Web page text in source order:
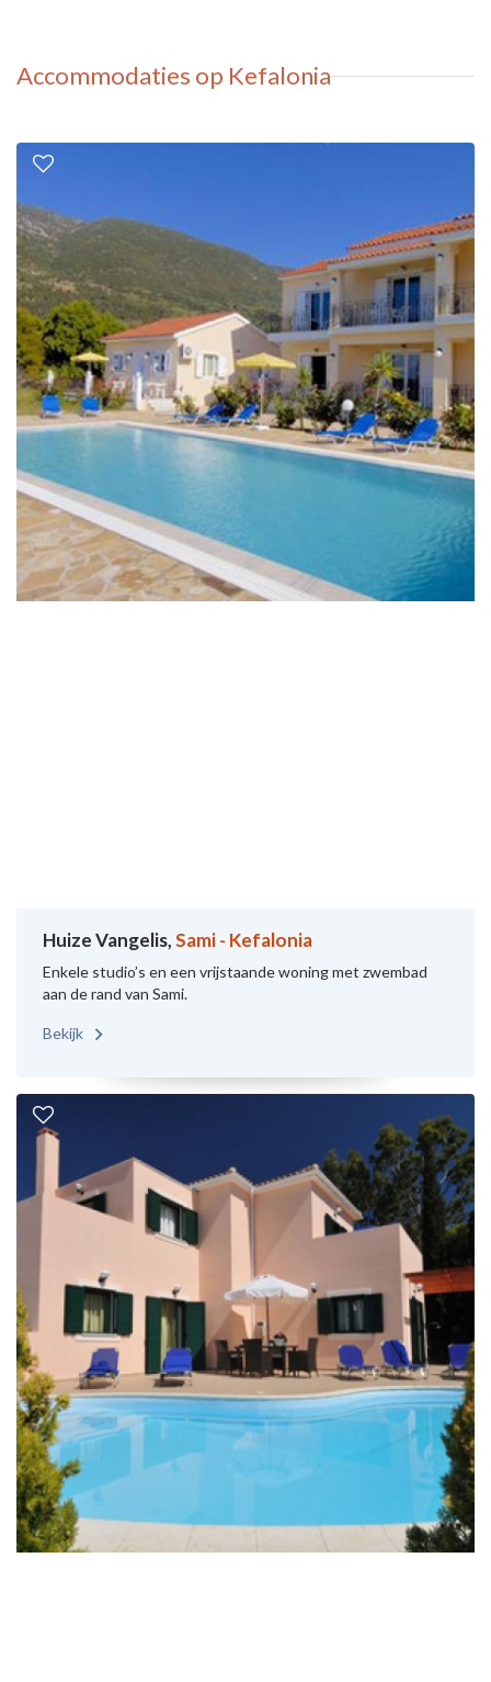
Accommodaties op Kefalonia
Huize Vangelis,Sami - Kefalonia
Enkele studio’s en een vrijstaande woning met zwembad
aan de rand van Sami.
Bekijk